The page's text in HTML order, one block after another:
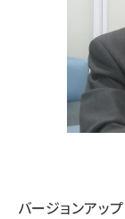
バージョンアッ